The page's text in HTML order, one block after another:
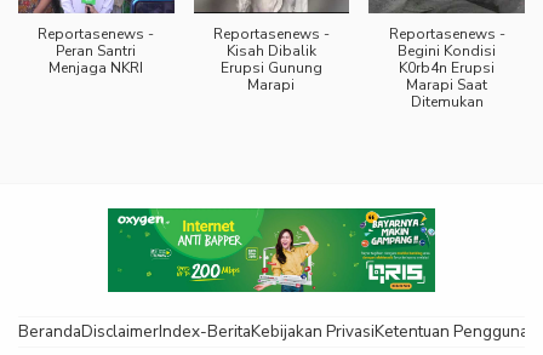
Reportasenews -
Peran Santri
Menjaga NKRI
Reportasenews -
Kisah Dibalik
Erupsi Gunung
Marapi
Reportasenews -
Begini Kondisi
K0rb4n Erupsi
Marapi Saat
Ditemukan
BerandaDisclaimerIndex-BeritaKebijakan PrivasiKetentuan Pengguna